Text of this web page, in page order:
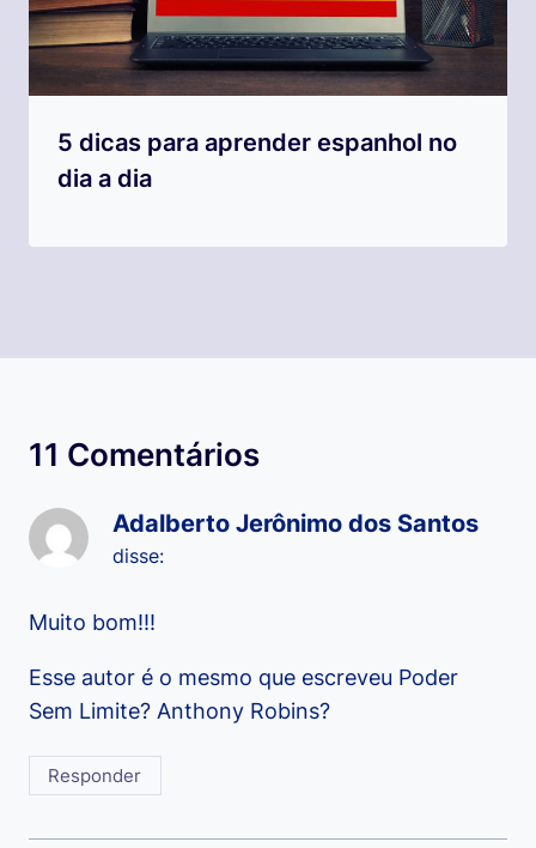
5 dicas para aprender espanhol no
dia a dia
11 Comentários
Adalberto Jerônimo dos Santos
disse:
Muito bom!!!
Esse autor é o mesmo que escreveu Poder
Sem Limite? Anthony Robins?
Responder